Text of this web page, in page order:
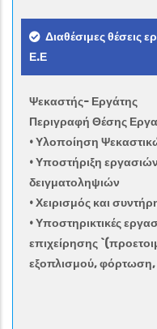
Διαθέσιμες θέσεις
Ε.Ε
Ψεκαστής- Εργάτης
Περιγραφή Θέσης
• Υλοποίηση
• Υποστήριξη
δειγματοληψιών
• Χειρισμός και
• Υποστηρικτικές
επιχείρησης
εξοπλισμού,